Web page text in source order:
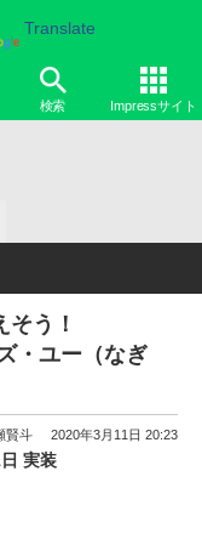
Translate
検索 Impressサイト
う！
・ユー（なぎ
賢斗 2020年3月11日 20:23
実装